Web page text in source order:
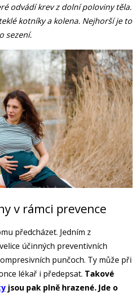
odvádí krev z dolní poloviny těla.
kotníky a kolena. Nejhorší je to
sezení.
v rámci prevence
předcházet. Jedním z
účinných preventivních
punčoch. Ty může při
lékař i předepsat. Takové
jsou pak plně hrazené. Jde o